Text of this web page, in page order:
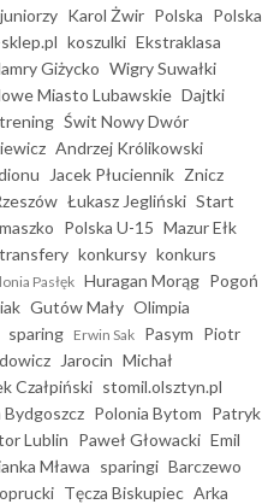
Karol Żwir Polska Polska
koszulki Ekstraklasa
Giżycko Wigry Suwałki
Miasto Lubawskie Dajtki
trening Świt Nowy Dwór
Andrzej Królikowski
Jacek Płuciennik Znicz
Łukasz Jegliński Start
Polska U-15 Mazur Ełk
transfery konkursy konkurs
Pasłęk Huragan Morąg Pogoń
Gutów Mały Olimpia
sparing Erwin Sak Pasym Piotr
Jarocin Michał
Czałpiński stomil.olsztyn.pl
Bydgoszcz Polonia Bytom Patryk
Lublin Paweł Głowacki Emil
Mława sparingi Barczewo
Tęcza Biskupiec Arka